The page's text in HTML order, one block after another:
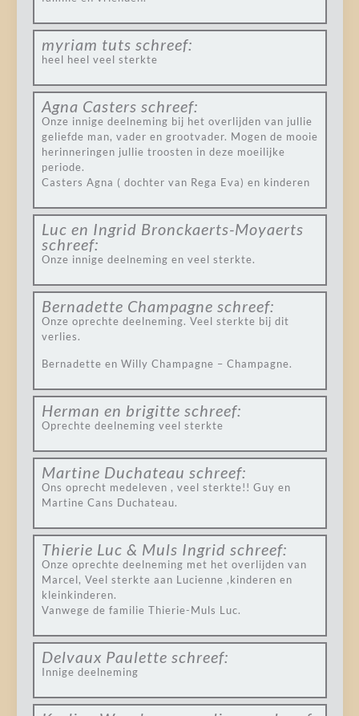
myriam tuts schreef:
heel heel veel sterkte
Agna Casters schreef:
Onze innige deelneming bij het overlijden van jullie
geliefde man, vader en grootvader. Mogen de mooie
herinneringen jullie troosten in deze moeilijke
periode.
Casters Agna ( dochter van Rega Eva) en kinderen
Luc en Ingrid Bronckaerts-Moyaerts
schreef:
Onze innige deelneming en veel sterkte.
Bernadette Champagne schreef:
Onze oprechte deelneming. Veel sterkte bij dit
verlies.
Bernadette en Willy Champagne – Champagne.
Herman en brigitte schreef:
Oprechte deelneming veel sterkte
Martine Duchateau schreef:
Ons oprecht medeleven , veel sterkte!! Guy en
Martine Cans Duchateau.
Thierie Luc & Muls Ingrid schreef:
Onze oprechte deelneming met het overlijden van
Marcel, Veel sterkte aan Lucienne ,kinderen en
kleinkinderen.
Vanwege de familie Thierie-Muls Luc.
Delvaux Paulette schreef:
Innige deelneming